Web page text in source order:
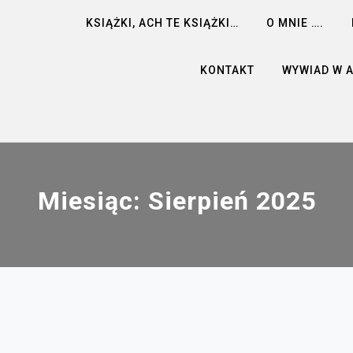
KSIĄŻKI, ACH TE KSIĄŻKI… O MNIE ….
KONTAKT WYWIAD W
Miesiąc: Sierpień 2025